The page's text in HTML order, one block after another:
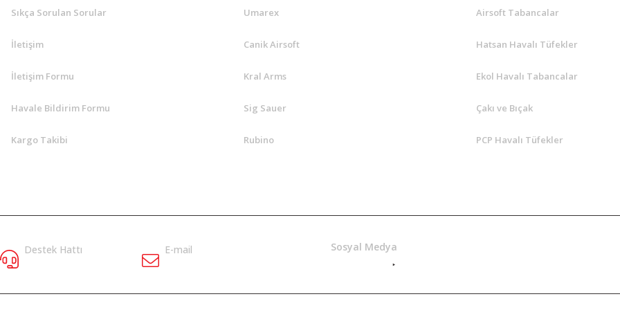
Sıkça Sorulan Sorular
İletişim
İletişim Formu
Havale Bildirim Formu
Kargo Takibi
Umarex
Canik Airsoft
Kral Arms
Sig Sauer
Rubino
Airsoft Tabancalar
Hatsan Havalı Tüfekler
Ekol Havalı Tabancalar
Çakı ve Bıçak
PCP Havalı Tüfekler
Destek Hattı E-mail Sosyal Medya